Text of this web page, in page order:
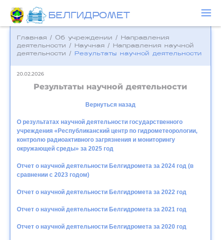
БЕЛГИДРОМЕТ
Главная / Об учреждении /
Направления
деятельности / Научная /
Направления научной
деятельности / Результаты научной деятельности
20.02.2026
Результаты научной деятельности
Вернуться назад
О результатах научной деятельности государственного
учреждения «Республиканский центр по гидрометеорологии,
контролю радиоактивного загрязнения и мониторингу
окружающей среды» за 2025 год
Отчет о научной деятельности Белгидромета за 2024 год (в
сравнении с 2023 годом)
Отчет о научной деятельности Белгидромета за 2022 год
Отчет о научной деятельности Белгидромета за 2021 год
Отчет о научной деятельности Белгидромета за 2020 год